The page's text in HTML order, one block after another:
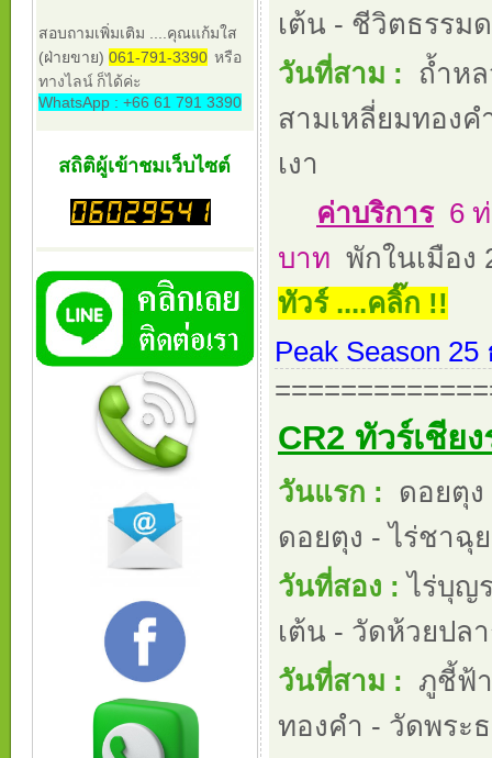
สอบถามเพิ่มเติม ....คุณแก้มใส
(ฝ่ายขาย) 061-791-3390 หรือ
ทางไลน์ ก็ได้ค่ะ
WhatsApp : +66 61 791 3390
สถิติผู้เข้าชมเว็บไซต์
เต้น - ชีวิตธรรม
วันที่สาม : ถ้ำห
สามเหลี่ยมทองค
เงา
ค่าบริการ6 ท่
บาท พักในเมือง
ทัวร์ ....คลิ๊ก !!
Peak Season
CR2 ทัวร์เชีย
วันแรก : ดอยตุง
ดอยตุง - ไร่ชาฉุ
วันที่สอง : ไร่บุญ
เต้น - วัดห้วยปล
วันที่สาม : ภูชี้ฟ้
ทองคำ - วัดพระ